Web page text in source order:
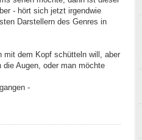
- hört sich jetzt irgendwie
Darstellern des Genres in
mit dem Kopf schütteln will, aber
Augen, oder man möchte
-